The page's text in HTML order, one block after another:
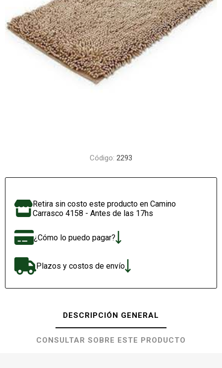
Código: 2293
Retira sin costo este producto en Camino
Carrasco 4158 - Antes de las 17hs
¿Cómo lo puedo pagar?
Plazos y costos de envío
DESCRIPCIÓN GENERAL
CONSULTAR SOBRE ESTE PRODUCTO